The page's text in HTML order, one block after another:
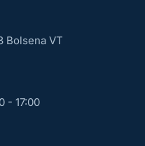
Bolsena VT
- 17:00